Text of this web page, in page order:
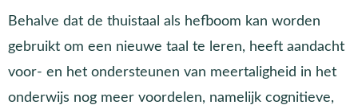
Behalve dat de thuistaal als hefboom kan worden
gebruikt om een nieuwe taal te leren, heeft aandacht
voor- en het ondersteunen van meertaligheid in het
onderwijs nog meer voordelen, namelijk cognitieve,